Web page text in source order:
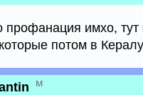
профанация имхо, тут
потом в
м